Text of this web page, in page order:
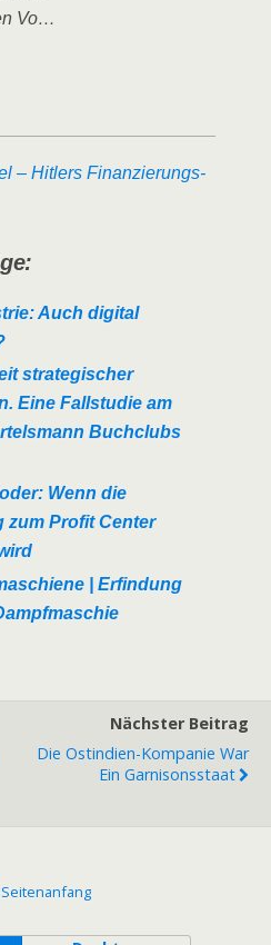
Vo…
– Hit­lers Finanzierungs-
Auch digital
strategischer
Eine Fallstudie am
Buchclubs
Wenn die
zum Profit Center
| Erfindung
Nächster Beitrag
Die Ostindien-Kompanie War
Ein Garnisonsstaat